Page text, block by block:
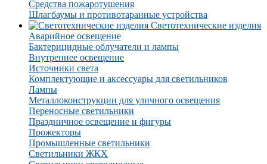
Средства пожаротушения
Шлагбаумы и противотаранные устройства
Светотехнические изделия
Аварийное освещение
Бактерицидные облучатели и лампы
Внутреннее освещение
Источники света
Комплектующие и аксессуары для светильников
Лампы
Металлоконструкции для уличного освещения
Переносные светильники
Праздничное освещение и фигуры
Прожекторы
Промышленные светильники
Светильники ЖКХ